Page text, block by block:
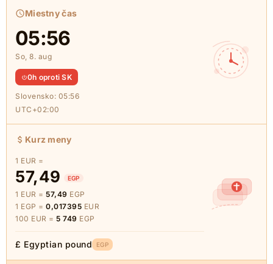
Miestny čas
05:56
So, 8. aug
0h oproti SK
Slovensko: 05:56
UTC+02:00
Kurz meny
1 EUR =
57,49 EGP
1 EUR = 57,49 EGP
1 EGP = 0,017395 EUR
100 EUR = 5 749 EGP
£ Egyptian pound EGP